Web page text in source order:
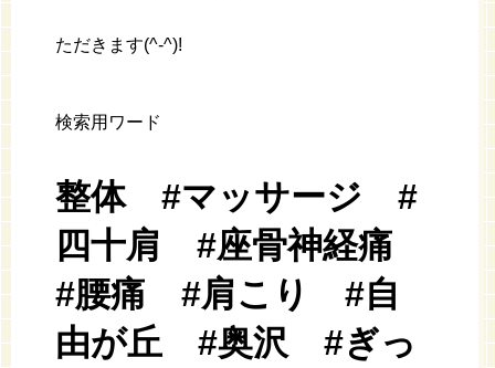
ただきます(^-^)!
検索用ワード
整体 #マッサージ #
四十肩 #座骨神経痛
#腰痛 #肩こり #自
由が丘 #奥沢 #ぎっ